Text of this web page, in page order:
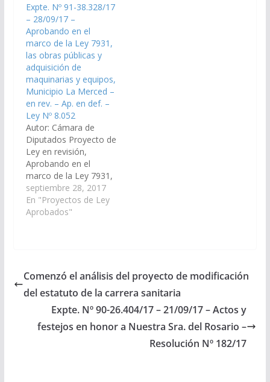
Departamentales de
los Municipios que a
continuación se
detallan: Ls Lajitas, El
Quebrachal, Capital,
San Lorenzo,…
Expte. Nº 91-38.328/17
– 28/09/17 –
Aprobando en el
marco de la Ley 7931,
las obras públicas y
adquisición de
maquinarias y equipos,
Municipio La Merced –
en rev. – Ap. en def. –
Ley Nº 8.052
Autor: Cámara de
Diputados Proyecto de
Ley en revisión,
Aprobando en el
marco de la Ley 7931,
las obras públicas y
adquisición de
maquinarias y equipos,
(Expte. Nº 91-
Comisión de Obras
Públicas e Industria).…
septiembre 28, 2017
En "Proyectos de Ley
Aprobados"
Comenzó el análisis del proyecto de modificación
del estatuto de la carrera sanitaria
Expte. Nº 90-26.404/17 – 21/09/17 – Actos y
festejos en honor a Nuestra Sra. del Rosario –
Resolución Nº 182/17